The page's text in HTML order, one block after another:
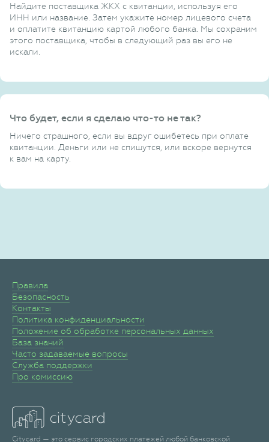
Найдите поставщика ЖКХ с квитанции, используя его
ИНН или название. Затем укажите номер лицевого счета
и оплатите квитанцию картой любого банка. Мы сохраним
этого поставщика, чтобы в следующий раз вы его не
искали.
Что будет, если я сделаю что-то не так?
Ничего страшного, если вы вдруг ошибетесь при оплате
квитанции. Деньги или не спишутся, или вскоре вернутся
к вам на карту.
Правила
Безопасность
Контакты
Политика конфиденциальности
Положение об обработке персональных данных
База знаний
Часто задаваемые вопросы
Служба поддержки
Про комиссию
Citycard — это сервис городских платежей любой банковской